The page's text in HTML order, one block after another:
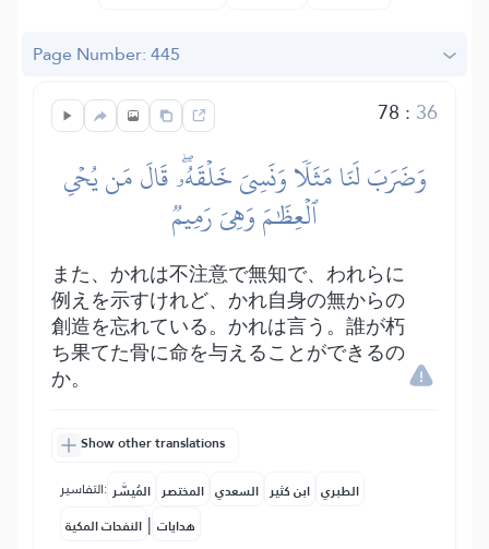
Page Number: 445
78 : 36
وَضَرَبَ لَنَا مَثَلٗا وَنَسِيَ خَلۡقَهُۥۖ قَالَ مَن يُحۡيِ
ٱلۡعِظَٰمَ وَهِيَ رَمِيمٞ
また、かれは不注意で無知で、われらに
例えを示すけれど、かれ自身の無からの
創造を忘れている。かれは言う。誰が朽
ち果てた骨に命を与えることができるの
か。
Show other translations
التفاسير: المُيسَّر المختصر السعدي ابن كثير الطبري
النفحات المكية | هدايات